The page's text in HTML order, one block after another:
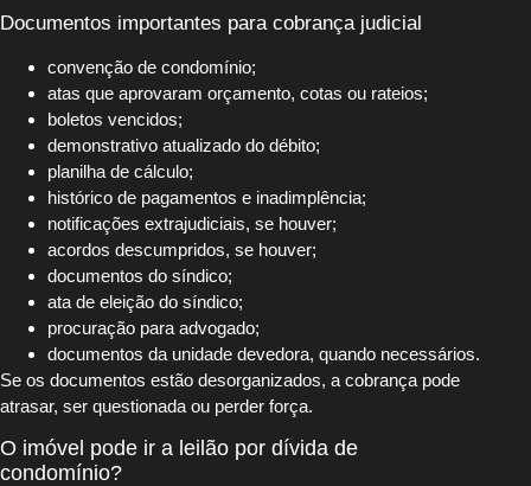
Documentos importantes para cobrança judicial
convenção de condomínio;
atas que aprovaram orçamento, cotas ou rateios;
boletos vencidos;
demonstrativo atualizado do débito;
planilha de cálculo;
histórico de pagamentos e inadimplência;
notificações extrajudiciais, se houver;
acordos descumpridos, se houver;
documentos do síndico;
ata de eleição do síndico;
procuração para advogado;
documentos da unidade devedora, quando necessários.
Se os documentos estão desorganizados, a cobrança pode
atrasar, ser questionada ou perder força.
O imóvel pode ir a leilão por dívida de
condomínio?